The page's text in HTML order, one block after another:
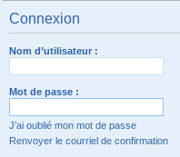
Connexion
Nom d’utilisateur :
Mot de passe :
J’ai oublié mon mot de passe
Renvoyer le courriel de confirmation